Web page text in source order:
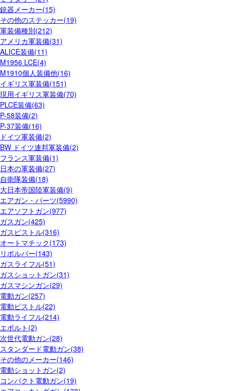
銃器メーカー(15)
その他のステッカー(19)
軍装備種別(212)
アメリカ軍装備(31)
ALICE装備(11)
M1956 LCE(4)
M1910個人装備他(16)
イギリス軍装備(151)
現用イギリス軍装備(70)
PLCE装備(63)
P-58装備(2)
P-37装備(16)
ドイツ軍装備(2)
BW ドイツ連邦軍装備(2)
フランス軍装備(1)
日本の軍装備(27)
自衛隊装備(18)
大日本帝国陸軍装備(9)
エアガン・パーツ(5990)
エアソフトガン(977)
ガスガン(425)
ガスピストル(316)
オートマチック(173)
リボルバー(143)
ガスライフル(51)
ガスショットガン(31)
ガスマシンガン(29)
電動ガン(257)
電動ピストル(22)
電動ライフル(214)
エボルト(2)
次世代電動ガン(28)
スタンダード電動ガン(38)
その他のメーカー(146)
電動ショットガン(2)
コンパクト電動ガン(19)